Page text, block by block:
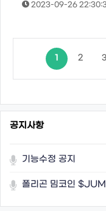
2023-09-26
1 2 3
공지사항
기능수정 공지
폴리곤 밈코인